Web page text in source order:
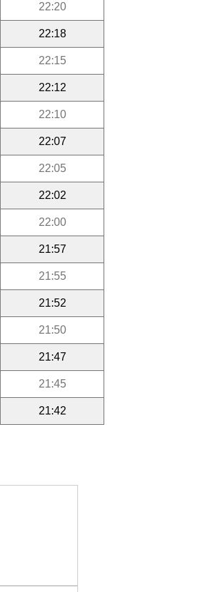
22:20
22:18
22:15
22:12
22:10
22:07
22:05
22:02
22:00
21:57
21:55
21:52
21:50
21:47
21:45
21:42